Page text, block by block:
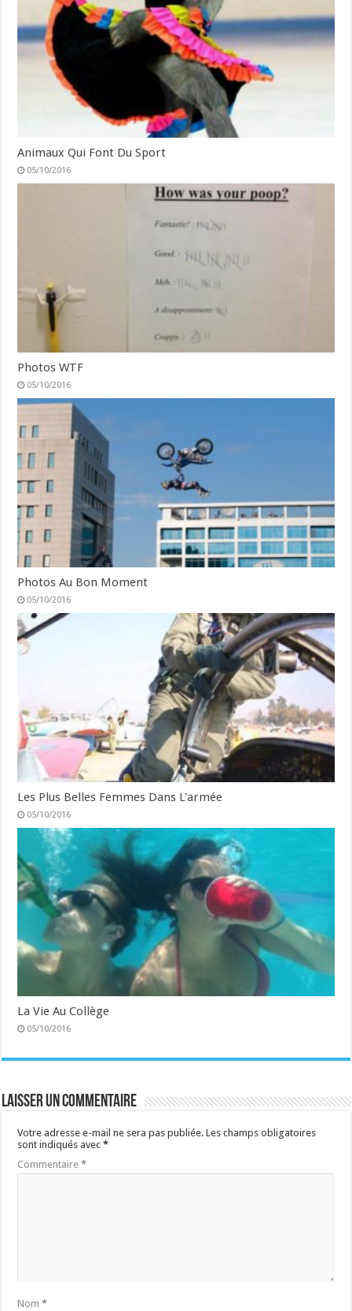
Animaux Qui Font Du Sport
05/10/2016
Photos WTF
05/10/2016
Photos Au Bon Moment
05/10/2016
Les Plus Belles Femmes Dans L'armée
05/10/2016
La Vie Au Collège
05/10/2016
Laisser un commentaire
Votre adresse e-mail ne sera pas publiée. Les champs obligatoires
sont indiqués avec*
Commentaire*
Nom*